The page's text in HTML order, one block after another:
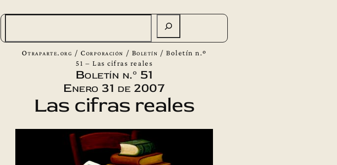
Otraparte.org /Corporación / Boletín /Boletín n.º
51 – Las cifras reales
Boletín n.º 51
Enero 31 de 2007
Las cifras reales